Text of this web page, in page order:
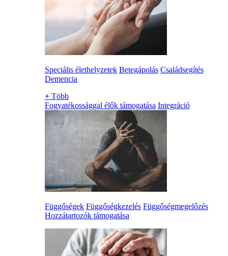
Speciális élethelyzetek Betegápolás Családsegítés
Demencia
+ Több
Fogyatékossággal élők támogatása Integráció
Függőségek Függőségkezelés Függőségmegelőzés
Hozzátartozók támogatása